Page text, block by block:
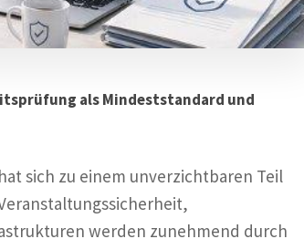
als Mindeststandard und
sich zu einem unverzichtbaren Teil
werden zunehmend durch